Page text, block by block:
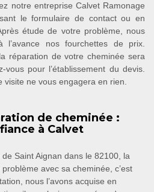
notre entreprise Calvet Ramonage
le formulaire de contact ou en
étude de votre problème, nous
l’avance nos fourchettes de prix.
réparation de votre cheminée sera
pour l’établissement du devis.
ne vous engagera en rien.
de cheminée :
à Calvet
Saint Aignan dans le 82100, la
avec sa cheminée, c’est
nous l’avons acquise en